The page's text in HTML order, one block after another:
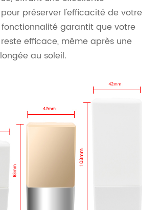
préserver l'efficacité de votre
garantit que votre
efficace, même après une
au soleil.